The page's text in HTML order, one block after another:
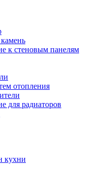
к стеновым панелям
отопления
для радиаторов
кухни